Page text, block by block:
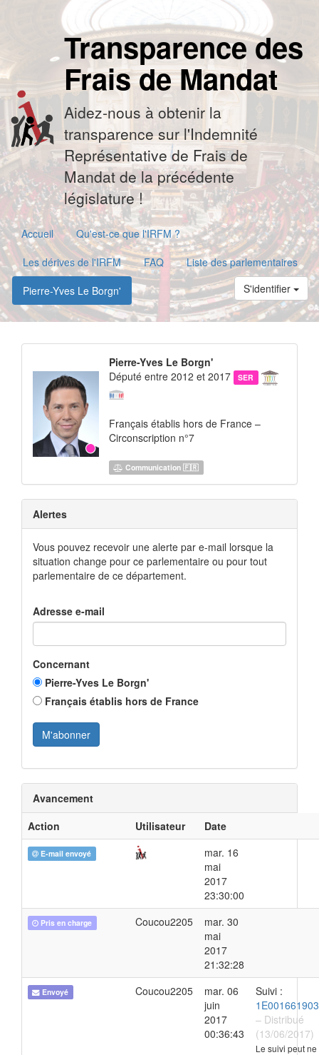
Transparence des
Frais de Mandat
Aidez-nous à obtenir la
transparence sur l'Indemnité
Représentative de Frais de
Mandat de la précédente
législature !
Accueil
Qu'est-ce que l'IRFM ?
Les dérives de l'IRFM
FAQ
Liste des parlementaires
Pierre-Yves Le Borgn'
S'identifier
Pierre-Yves Le Borgn'
Député entre 2012 et 2017
SER
Français établis hors de France –
Circonscription n°7
Communication 🇫🇷
Alertes
Vous pouvez recevoir une alerte par e-mail lorsque la
situation change pour ce parlementaire ou pour tout
parlementaire de ce département.
Adresse e-mail
Concernant
Pierre-Yves Le Borgn'
Français établis hors de France
Avancement
Action
Utilisateur Date
E-mail envoyé
mar. 16
mai
2017
23:30:00
Pris en charge Coucou2205
mar. 30
mai
2017
21:32:28
Envoyé Coucou2205
mar. 06
juin
2017
00:36:43
Suivi :
– Distribué
(13/06/2017)
Le suivi peut ne